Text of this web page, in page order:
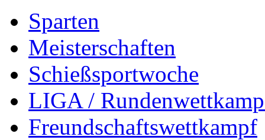
Sparten
Meisterschaften
Schießsportwoche
LIGA /
Freundschaftswettkampf